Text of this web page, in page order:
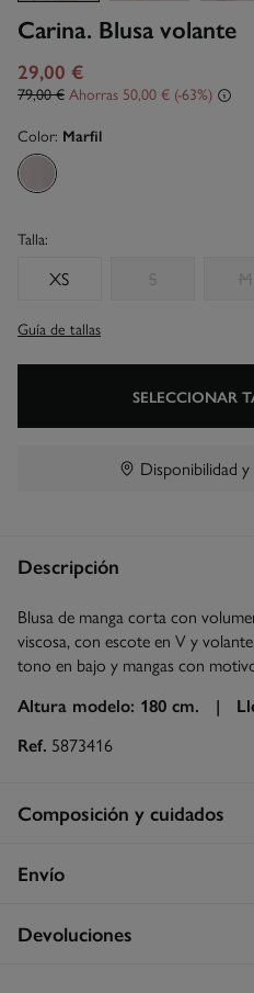
Carina. Blusa volante
29,00 €
79,00 € Ahorras 50,00 € 63
Color: Marfil
Talla:
XS S M
Guía de tallas
SELECCIONAR
Disponibilidad
Descripción
Blusa de manga corta con
viscosa, con escote en V y
tono en bajo y mangas con
Altura modelo: 180 cm. |
Ref. 5873416
Composición y cuidados
Composición
Cuidados
Envío
Envío a tienda
Devoluciones